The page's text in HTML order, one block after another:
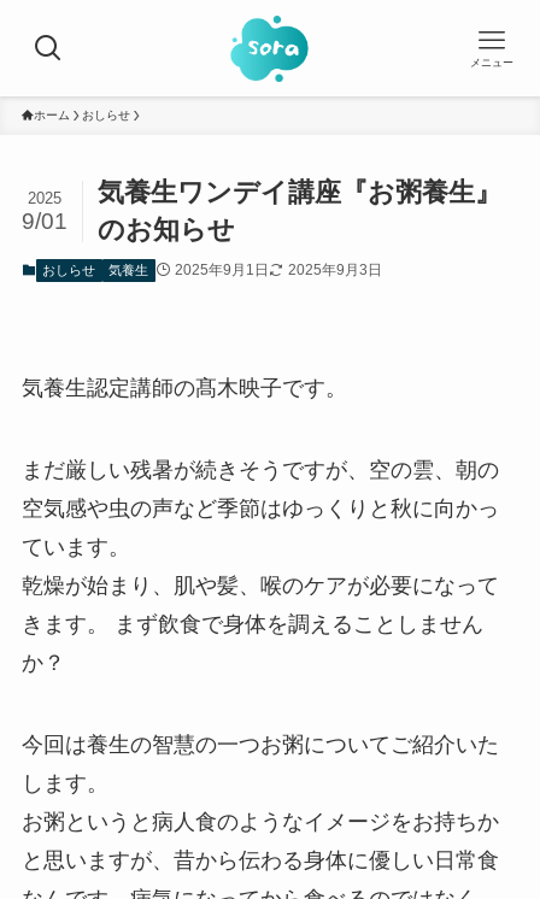
メニュー
ホーム おしらせ
気養生ワンデイ講座『お粥養生』
のお知らせ
2025
9/01
おしらせ 気養生 2025年9月1日 2025年9月3日
気養生認定講師の髙木映子です。
まだ厳しい残暑が続きそうですが、空の雲、朝の
空気感や虫の声など季節はゆっくりと秋に向かっ
ています。
乾燥が始まり、肌や髪、喉のケアが必要になって
きます。 まず飲食で身体を調えることしません
か？
今回は養生の智慧の一つお粥についてご紹介いた
します。
お粥というと病人食のようなイメージをお持ちか
と思いますが、昔から伝わる身体に優しい日常食